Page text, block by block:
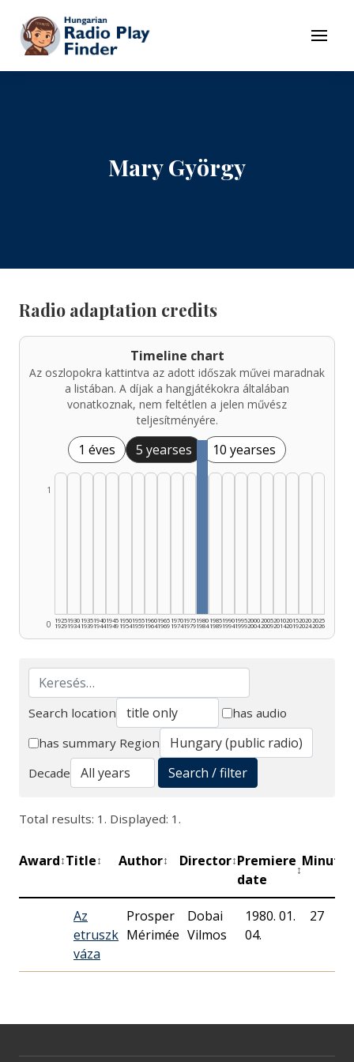
To contents
Menu
Mary György
Radio adaptation credits
Timeline chart
Az oszlopokra kattintva az adott időszak művei maradnak
a listában. A díjak a hangjátékokra általában
vonatkoznak, nem feltétlen a jelen művész
teljesítményére.
1 éves 5 yearses 10 yearses
0
1
1925
1929
1930
1934
1935
1939
1940
1944
1945
1949
1950
1954
1955
1959
1960
1964
1965
1969
1970
1974
1975
1979
1980
1984
1985
1989
1990
1994
1995
1999
2000
2004
2005
2009
2010
2014
2015
2019
2020
2024
2025
2026
Search
Search location
has audio
has summary Region
Decade
Search / filter
Total results: 1. Displayed: 1.
Award↕Title↕ Author↕ Director↕Premiere
date
↕
Minutes
Az
etruszk
váza
Prosper
Mérimée
Dobai
Vilmos
1980. 01.
04.
27